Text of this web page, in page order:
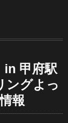
in 甲府駅
ングよっ
報